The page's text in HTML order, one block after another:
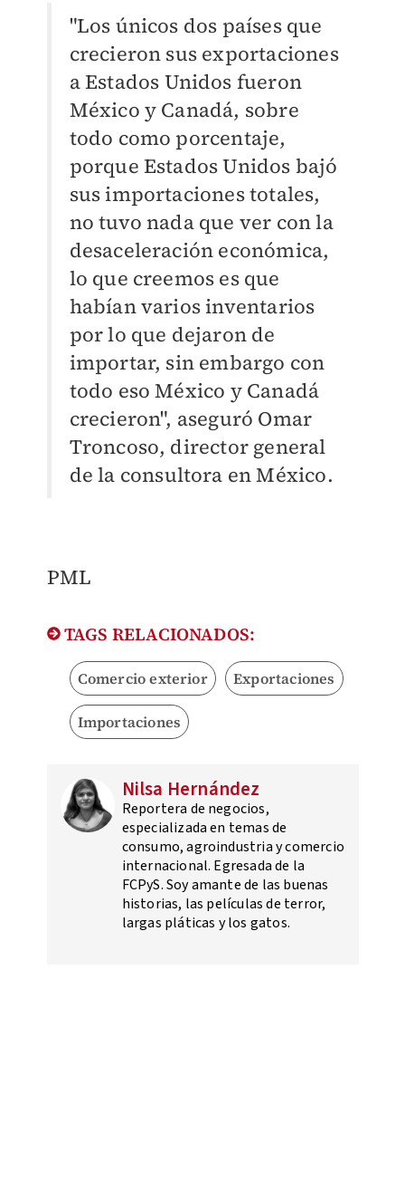
"Los únicos dos países que
crecieron sus exportaciones
a Estados Unidos fueron
México y Canadá, sobre
todo como porcentaje,
porque Estados Unidos bajó
sus importaciones totales,
no tuvo nada que ver con la
desaceleración económica,
lo que creemos es que
habían varios inventarios
por lo que dejaron de
importar, sin embargo con
todo eso México y Canadá
crecieron", aseguró Omar
Troncoso, director general
de la consultora en México.
PML
TAGS RELACIONADOS:
Comercio exterior Exportaciones
Importaciones
Nilsa Hernández
Reportera de negocios,
especializada en temas de
consumo, agroindustria y comercio
internacional. Egresada de la
FCPyS. Soy amante de las buenas
historias, las películas de terror,
largas pláticas y los gatos.